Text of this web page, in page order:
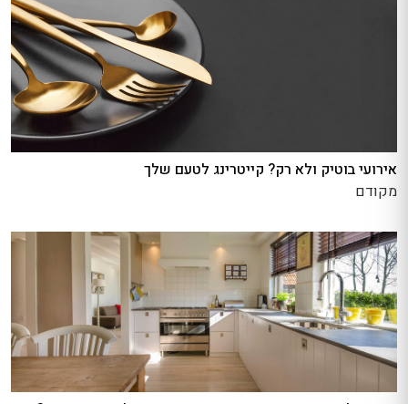
אירועי בוטיק ולא רק? קייטרינג לטעם שלך
מקודם